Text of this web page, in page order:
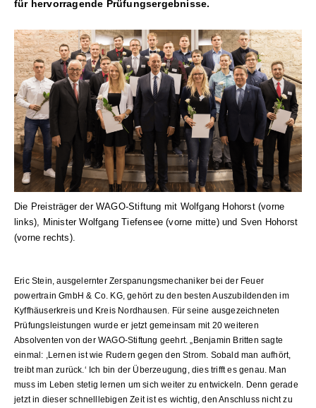
für hervorragende Prüfungsergebnisse.
Die Preisträger der WAGO-Stiftung mit Wolfgang Hohorst (vorne
links), Minister Wolfgang Tiefensee (vorne mitte) und Sven Hohorst
(vorne rechts).
Eric Stein, ausgelernter Zerspanungsmechaniker bei der Feuer
powertrain GmbH & Co. KG, gehört zu den besten Auszubildenden im
Kyffhäuserkreis und Kreis Nordhausen. Für seine ausgezeichneten
Prüfungsleistungen wurde er jetzt gemeinsam mit 20 weiteren
Absolventen von der WAGO-Stiftung geehrt. „Benjamin Britten sagte
einmal: ,Lernen ist wie Rudern gegen den Strom. Sobald man aufhört,
treibt man zurück.‘ Ich bin der Überzeugung, dies trifft es genau. Man
muss im Leben stetig lernen um sich weiter zu entwickeln. Denn gerade
jetzt in dieser schnelllebigen Zeit ist es wichtig, den Anschluss nicht zu